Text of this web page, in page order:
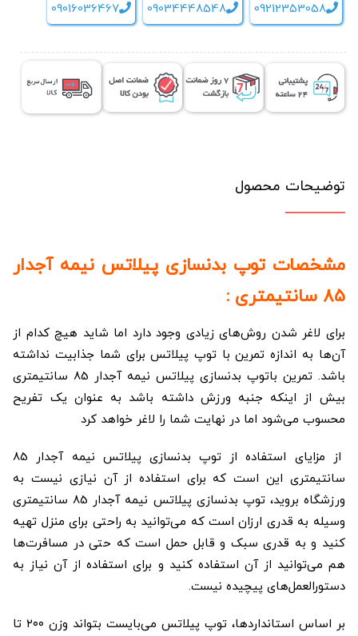
09212353058
09034448548
09016036467
توضیحات محصول
مشخصات توپ بدنسازی پیلاتس نیمه آجدار
85 سانتیمتری :
برای لاغر شدن روش‌های زیادی وجود دارد اما شاید هیچ کدام از
آن‌ها به اندازه تمرین با توپ پیلاتس برای شما جذابیت نداشته
باشد. تمرین باتوپ بدنسازی پیلاتس نیمه آجدار 85 سانتیمتری
بیش از اینکه جنبه ورزش داشته باشد به عنوان یک تفریح
محسوب می‌شود اما در نهایت شما را لاغر خواهد کرد
از مزایای استفاده از توپ بدنسازی پیلاتس نیمه آجدار 85
سانتیمتری این است که برای استفاده از آن نیازی نیست به
ورزشگاه بروید، توپ بدنسازی پیلاتس نیمه آجدار 85 سانتیمتری
وسیله به قدری ارزان است که می‌توانید به راحتی برای منزل تهیه
کنید و به قدری سبک و قابل حمل است که حتی در مسافرت‌ها
هم می‌توانید از آن استفاده کنید و برای استفاده از آن نیاز به
دستورالعمل‌های پیچیده نیست.
بر اساس استانداردها، توپ پیلاتس می‌بایست بتواند وزن ۲۰۰ تا